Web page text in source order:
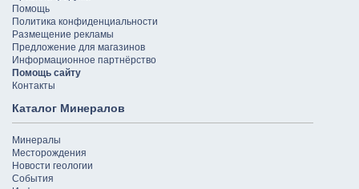
Помощь
Политика конфиденциальности
Размещение рекламы
Предложение для магазинов
Информационное партнёрство
Помощь сайту
Контакты
Каталог Минералов
Минералы
Месторождения
Новости геологии
События